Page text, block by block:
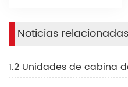
Noticias relacionadas